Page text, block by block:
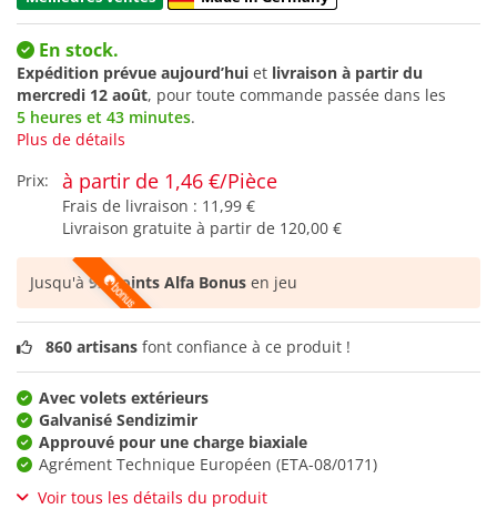
En stock.
Expédition prévue aujourd’hui et livraison à partir du
mercredi 12 août, pour toute commande passée dans les
5 heures et 43 minutes.
Plus de détails
Prix:
à partir de 1,46 €/Pièce
Frais de livraison : 11,99 €
Livraison gratuite à partir de 120,00 €
Jusqu'à92 points Alfa Bonus en jeu
860 artisans font confiance à ce produit !
Avec volets extérieurs
Galvanisé Sendizimir
Approuvé pour une charge biaxiale
Agrément Technique Européen (ETA-08/0171)
Voir tous les détails du produit